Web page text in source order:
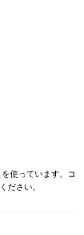
使っています。
コ
ださい。